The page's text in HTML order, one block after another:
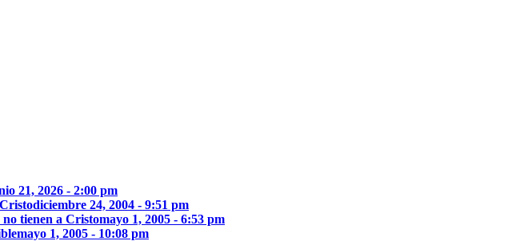
21, 2026 - 2:00 pm
diciembre 24, 2004 - 9:51 pm
no tienen a Cristomayo 1, 2005 - 6:53 pm
mayo 1, 2005 - 10:08 pm